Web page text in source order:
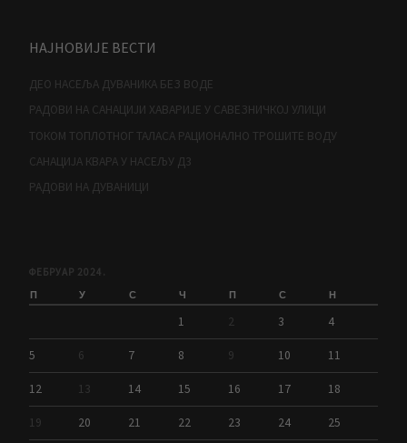
НАЈНОВИЈЕ ВЕСТИ
ДЕО НАСЕЉА ДУВАНИКА БЕЗ ВОДЕ
РАДОВИ НА САНАЦИЈИ ХАВАРИЈЕ У САВЕЗНИЧКОЈ УЛИЦИ
ТОКОМ ТОПЛОТНОГ ТАЛАСА РАЦИОНАЛНО ТРОШИТЕ ВОДУ
САНАЦИЈА КВАРА У НАСЕЉУ Д3
РАДОВИ НА ДУВАНИЦИ
ФЕБРУАР 2024.
П У С Ч П С Н
1 2 3 4
5 6 7 8 9 10 11
12 13 14 15 16 17 18
19 20 21 22 23 24 25